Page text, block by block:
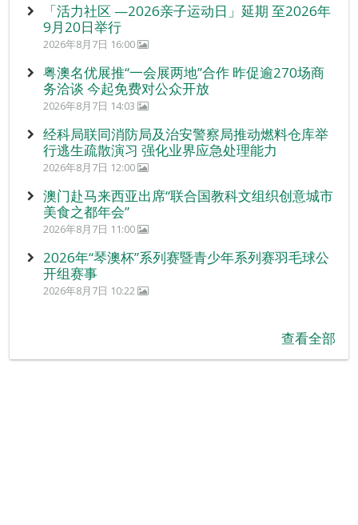
「活力社区 —2026亲子运动日」延期 至2026年
9月20日举行
2026年8月7日 16:00
粤澳名优展推“一会展两地”合作 昨促逾270场商
务洽谈 今起免费对公众开放
2026年8月7日 14:03
经科局联同消防局及治安警察局推动燃料仓库举
行逃生疏散演习 强化业界应急处理能力
2026年8月7日 12:00
澳门赴马来西亚出席“联合国教科文组织创意城市
美食之都年会”
2026年8月7日 11:00
2026年“琴澳杯”系列赛暨青少年系列赛羽毛球公
开组赛事
2026年8月7日 10:22
查看全部